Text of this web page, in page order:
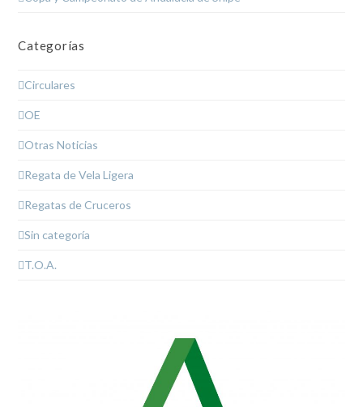
Categorías
Circulares
OE
Otras Noticias
Regata de Vela Ligera
Regatas de Cruceros
Sin categoría
T.O.A.